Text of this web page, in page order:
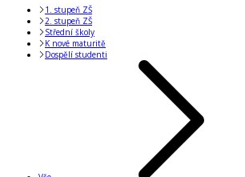
1. stupeň ZŠ
2. stupeň ZŠ
Střední školy
K nové maturitě
Dospělí studenti